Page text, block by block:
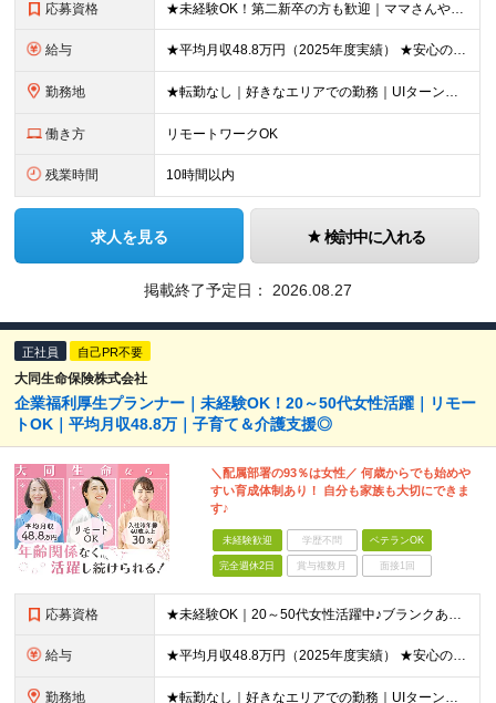
応募資格 ★未経験OK！第二新卒の方も歓迎｜ママさんやブランクありの方など、20～50代女性が多数活躍中♪ ◆高卒以上 ◆社会人経験をお持ちの方 - 業界・業種・職種・経験年数は問いません。 «こんな方が
給与 ★平均月収48.8万円（2025年度実績） ★安心の固定給＋賞与年2回＋インセンティブ！手当も充実 月給21万円～23万円＋諸手当＋インセンティブ＋賞与年2回 ※給与は年間平均の税込定例給与です。賞
勤務地 ★転勤なし｜好きなエリアでの勤務｜UIターン歓迎 全国47都道府県にある支社のいずれかにて勤務していただきます。 ＜募集エリア＞ ◆北海道・東北：北海道/青森/宮城/岩手/秋田/山形/福島
働き方 リモートワークOK
残業時間 10時間以内
求人を見る 検討中に入れる
掲載終了予定日： 2026.08.27
正社員 自己PR不要
大同生命保険株式会社
企業福利厚生プランナー｜未経験OK！20～50代女性活躍｜リモー
トOK｜平均月収48.8万｜子育て＆介護支援◎
＼配属部署の93％は女性／ 何歳からでも始めや
すい育成体制あり！ 自分も家族も大切にできま
す♪
未経験歓迎 学歴不問 ベテランOK
完全週休2日 賞与複数月 面接1回
応募資格 ★未経験OK｜20～50代女性活躍中♪ブランクありの方・ママさんも活躍中 ◆高卒以上 ◆社会人経験をお持ちの方 - 業界・業種・職種・経験年数は問いません。 «こんな方が応募＆入社しています！»
給与 ★平均月収48.8万円（2025年度実績） ★安心の固定給＋賞与年2回＋インセンティブ！手当も充実 月給21万円～23万円＋諸手当＋インセンティブ＋賞与年2回 ※給与は年間平均の税込定例給与です。賞
勤務地 ★転勤なし｜好きなエリアでの勤務｜UIターン歓迎 全国47都道府県にある支社のいずれかにて勤務していただきます。 ＜募集エリア＞ ◆北海道・東北：北海道/青森/宮城/岩手/秋田/山形/福島